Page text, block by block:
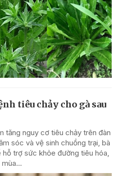
tiêu chảy cho gà sau
tăng nguy cơ tiêu chảy trên đàn
sóc và vệ sinh chuồng trại, bà
trợ sức khỏe đường tiêu hóa,